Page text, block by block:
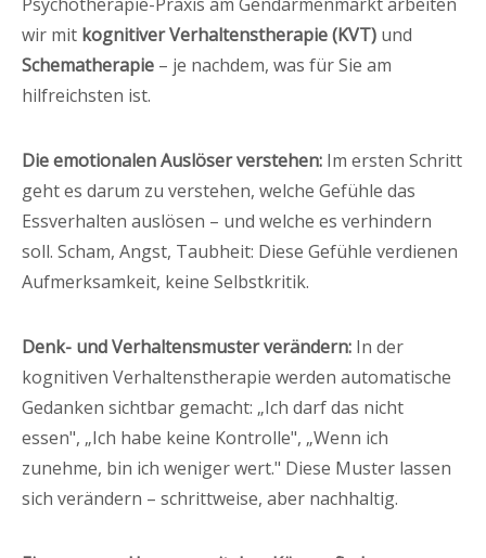
wir mit kognitiver Verhaltenstherapie (KVT) und
Schematherapie – je nachdem, was für Sie am
hilfreichsten ist.
Die emotionalen Auslöser verstehen: Im ersten Schritt
geht es darum zu verstehen, welche Gefühle das
Essverhalten auslösen – und welche es verhindern
soll. Scham, Angst, Taubheit: Diese Gefühle verdienen
Aufmerksamkeit, keine Selbstkritik.
Denk- und Verhaltensmuster verändern: In der
kognitiven Verhaltenstherapie werden automatische
Gedanken sichtbar gemacht: „Ich darf das nicht
essen", „Ich habe keine Kontrolle", „Wenn ich
zunehme, bin ich weniger wert." Diese Muster lassen
sich verändern – schrittweise, aber nachhaltig.